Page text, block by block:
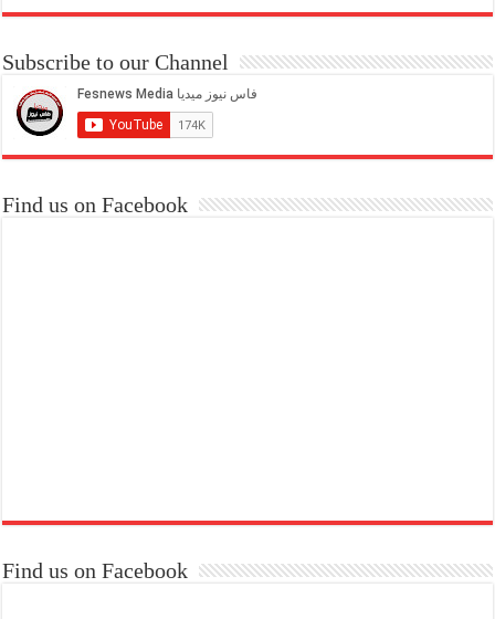
Subscribe to our Channel
Find us on Facebook
Find us on Facebook